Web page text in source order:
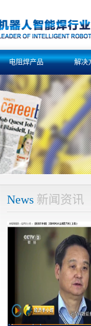
电阻焊产品 解决
News 新闻资讯